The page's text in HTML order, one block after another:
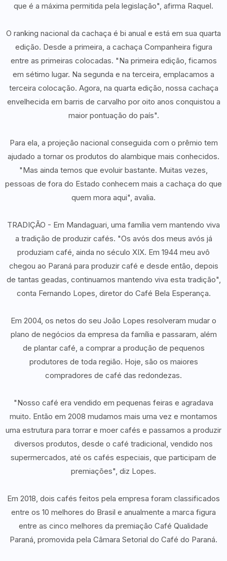
que é a máxima permitida pela legislação", afirma Raquel.
O ranking nacional da cachaça é bi anual e está em sua quarta
edição. Desde a primeira, a cachaça Companheira figura
entre as primeiras colocadas. "Na primeira edição, ficamos
em sétimo lugar. Na segunda e na terceira, emplacamos a
terceira colocação. Agora, na quarta edição, nossa cachaça
envelhecida em barris de carvalho por oito anos conquistou a
maior pontuação do país".
Para ela, a projeção nacional conseguida com o prêmio tem
ajudado a tornar os produtos do alambique mais conhecidos.
"Mas ainda temos que evoluir bastante. Muitas vezes,
pessoas de fora do Estado conhecem mais a cachaça do que
quem mora aqui", avalia.
TRADIÇÃO - Em Mandaguari, uma família vem mantendo viva
a tradição de produzir cafés. "Os avós dos meus avós já
produziam café, ainda no século XIX. Em 1944 meu avô
chegou ao Paraná para produzir café e desde então, depois
de tantas geadas, continuamos mantendo viva esta tradição",
conta Fernando Lopes, diretor do Café Bela Esperança.
Em 2004, os netos do seu João Lopes resolveram mudar o
plano de negócios da empresa da família e passaram, além
de plantar café, a comprar a produção de pequenos
produtores de toda região. Hoje, são os maiores
compradores de café das redondezas.
"Nosso café era vendido em pequenas feiras e agradava
muito. Então em 2008 mudamos mais uma vez e montamos
uma estrutura para torrar e moer cafés e passamos a produzir
diversos produtos, desde o café tradicional, vendido nos
supermercados, até os cafés especiais, que participam de
premiações", diz Lopes.
Em 2018, dois cafés feitos pela empresa foram classificados
entre os 10 melhores do Brasil e anualmente a marca figura
entre as cinco melhores da premiação Café Qualidade
Paraná, promovida pela Câmara Setorial do Café do Paraná.